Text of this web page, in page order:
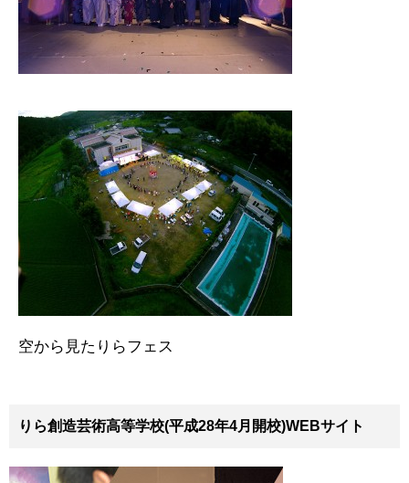
空から見たりらフェス
りら創造芸術高等学校(平成28年4月開校)WEBサイト